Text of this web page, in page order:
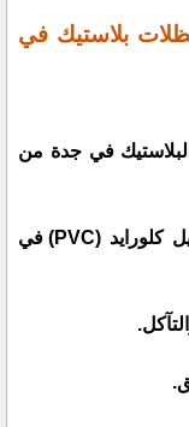
بلاستيك في
في جدة من
يتم استخدام البولي إيثيلين أو البولي فينيل كلورايد (PVC) في